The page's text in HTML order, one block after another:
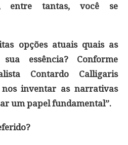
entre tantas, você se
opções atuais quais as
essência? Conforme
Contardo Calligaris
nos inventar as narrativas
um papel fundamental”.